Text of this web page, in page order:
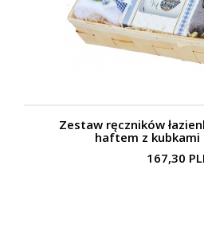
Zestaw ręczników
haftem z kubkami
167,30